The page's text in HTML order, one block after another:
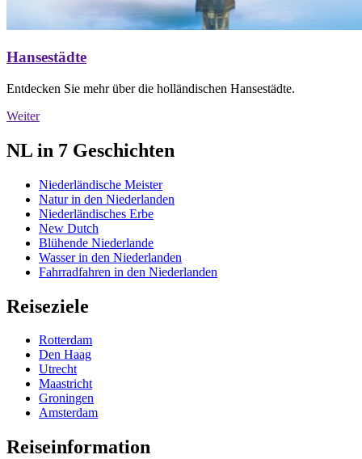
Hansestädte
Entdecken Sie mehr über die holländischen Hansestädte.
Weiter
NL in 7 Geschichten
Niederländische Meister
Natur in den Niederlanden
Niederländisches Erbe
New Dutch
Blühende Niederlande
Wasser in den Niederlanden
Fahrradfahren in den Niederlanden
Reiseziele
Rotterdam
Den Haag
Utrecht
Maastricht
Groningen
Amsterdam
Reiseinformation